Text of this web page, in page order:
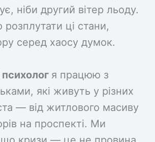
ніби другий вітер льоду.
ці стани,
серед хаосу думок.
я працюю з
які живуть у різних
— від житлового масиву
на проспекті. Ми